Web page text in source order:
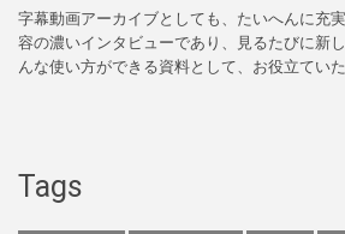
字幕動画アーカイブとしても、たいへんに充
容の濃いインタビューであり、見るたびに新
んな使い方ができる資料として、お役立てい
Tags